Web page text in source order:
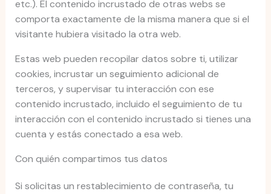
etc.). El contenido incrustado de otras webs se
comporta exactamente de la misma manera que si el
visitante hubiera visitado la otra web.
Estas web pueden recopilar datos sobre ti, utilizar
cookies, incrustar un seguimiento adicional de
terceros, y supervisar tu interacción con ese
contenido incrustado, incluido el seguimiento de tu
interacción con el contenido incrustado si tienes una
cuenta y estás conectado a esa web.
Con quién compartimos tus datos
Si solicitas un restablecimiento de contraseña, tu